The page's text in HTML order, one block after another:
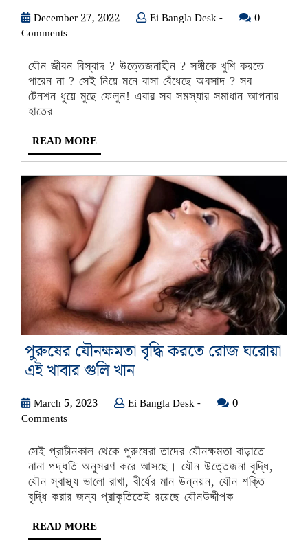
খাবার
যৌন
ক্ষমতা
দশ
তুলবে
December 27, 2022DecemberEi Bangla Desk -Ei
-
0
Comments
যৌন জীবন বিস্বাদ ? উত্তেজনাহীন ? সঙ্গীকে খুশি করতে
পারেন না ? সেই নিয়ে মনে বাসা বেঁধেছে অবসাদ ? সব
টেনশন ধুয়ে মুছে ফেলুন! এবার সব সমস্যার সমাধান আপনার
হাতের
READ MOREREAD
MORE
পুরুষের যৌনক্ষমতা বৃদ্ধি করতে রোজ ঘরোয়া
এই খাবার গুলি খানপুরুষের
বৃদ্ধি
রোজ
ঘরোয়া
এই
খাবার
খান
March 5, 2023March Ei Bangla Desk -Ei
-
0
Comments
সেই প্রাচীনকাল থেকে পুরুষেরা তাদের যৌনক্ষমতা বাড়াতে
নানা পদ্ধতি অনুসরণ করে আসছে। যৌন উত্তেজনা বৃদ্ধি,
যৌন স্বাস্থ্য ভালো রাখা, বীর্যের মান উন্নয়ন, যৌন শক্তি
বৃদ্ধি করার জন্য প্রাকৃতিতেই রয়েছে যৌনউদ্দীপক
READ MOREREAD
MORE